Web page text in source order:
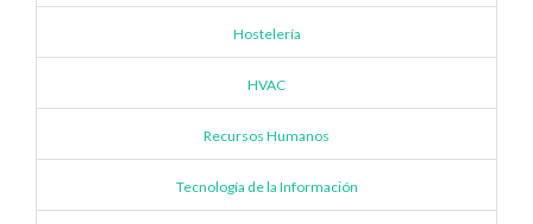
Hostelería
HVAC
Recursos Humanos
Tecnología de la Información